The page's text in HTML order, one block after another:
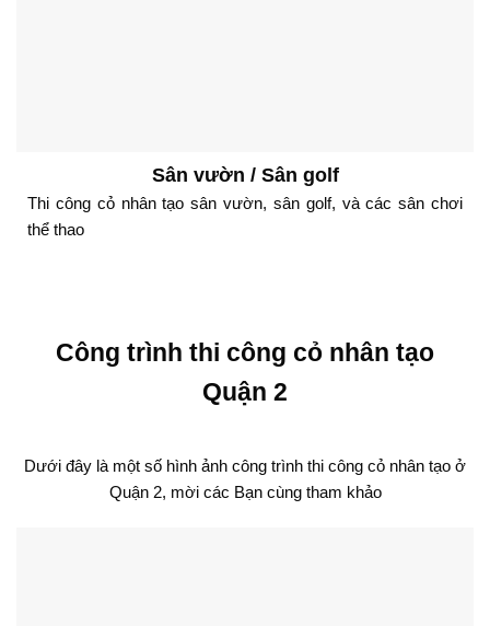
Sân vườn / Sân golf
Thi công cỏ nhân tạo sân vườn, sân golf, và các sân chơi
thể thao
Công trình thi công cỏ nhân tạo
Quận 2
Dưới đây là một số hình ảnh công trình thi công cỏ nhân tạo ở
Quận 2, mời các Bạn cùng tham khảo